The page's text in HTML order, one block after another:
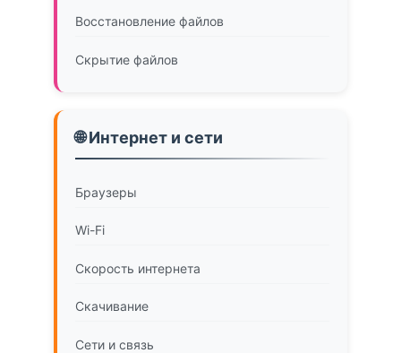
Восстановление файлов
Скрытие файлов
🌐 Интернет и сети
Браузеры
Wi-Fi
Скорость интернета
Скачивание
Сети и связь